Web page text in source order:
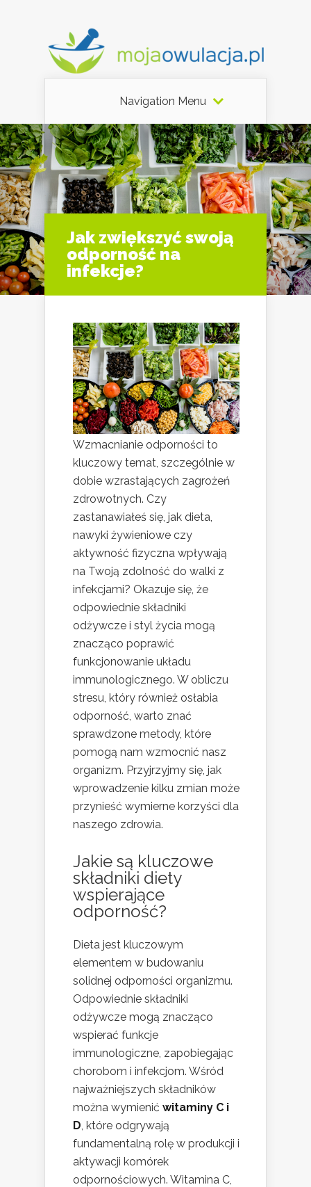
Navigation Menu
Jak zwiększyć swoją
odporność na
infekcje?
Wzmacnianie odporności to
kluczowy temat, szczególnie w
dobie wzrastających zagrożeń
zdrowotnych. Czy
zastanawiałeś się, jak dieta,
nawyki żywieniowe czy
aktywność fizyczna wpływają
na Twoją zdolność do walki z
infekcjami? Okazuje się, że
odpowiednie składniki
odżywcze i styl życia mogą
znacząco poprawić
funkcjonowanie układu
immunologicznego. W obliczu
stresu, który również osłabia
odporność, warto znać
sprawdzone metody, które
pomogą nam wzmocnić nasz
organizm. Przyjrzyjmy się, jak
wprowadzenie kilku zmian może
przynieść wymierne korzyści dla
naszego zdrowia.
Jakie są kluczowe
składniki diety
wspierające
odporność?
Dieta jest kluczowym
elementem w budowaniu
solidnej odporności organizmu.
Odpowiednie składniki
odżywcze mogą znacząco
wspierać funkcje
immunologiczne, zapobiegając
chorobom i infekcjom. Wśród
najważniejszych składników
można wymienić witaminy C i
D, które odgrywają
fundamentalną rolę w produkcji i
aktywacji komórek
odpornościowych. Witamina C,